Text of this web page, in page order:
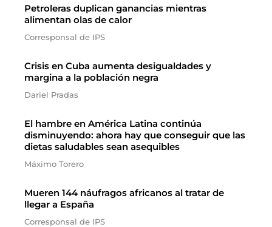
Petroleras duplican ganancias mientras
alimentan olas de calor
Corresponsal de IPS
Crisis en Cuba aumenta desigualdades y
margina a la población negra
Dariel Pradas
El hambre en América Latina continúa
disminuyendo: ahora hay que conseguir que las
dietas saludables sean asequibles
Máximo Torero
Mueren 144 náufragos africanos al tratar de
llegar a España
Corresponsal de IPS